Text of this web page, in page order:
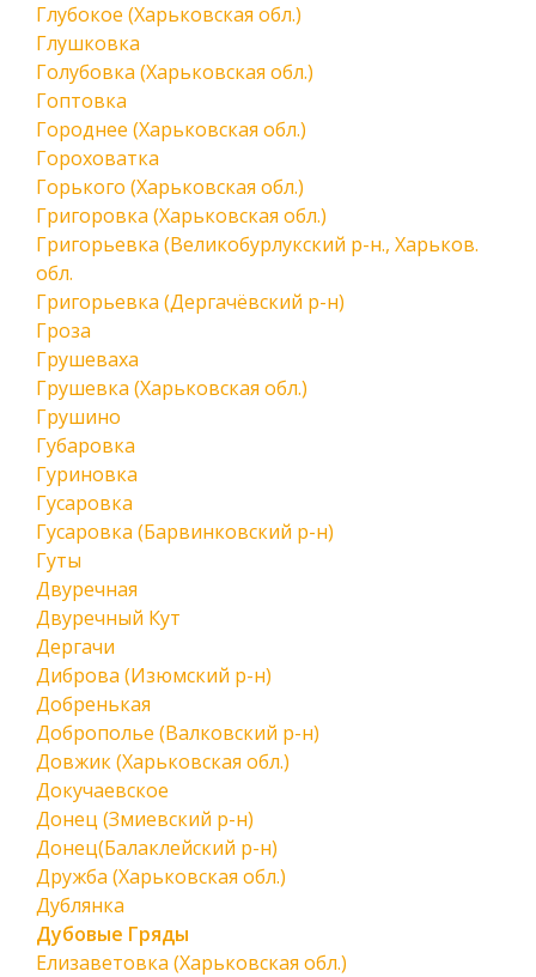
Глубокое (Харьковская обл.)
Глушковка
Голубовка (Харьковская обл.)
Гоптовка
Городнее (Харьковская обл.)
Гороховатка
Горького (Харьковская обл.)
Григоровка (Харьковская обл.)
Григорьевка (Великобурлукский р-н., Харьков.
обл.
Григорьевка (Дергачёвский р-н)
Гроза
Грушеваха
Грушевка (Харьковская обл.)
Грушино
Губаровка
Гуриновка
Гусаровка
Гусаровка (Барвинковский р-н)
Гуты
Двуречная
Двуречный Кут
Дергачи
Диброва (Изюмский р-н)
Добренькая
Доброполье (Валковский р-н)
Довжик (Харьковская обл.)
Докучаевское
Донец (Змиевский р-н)
Донец(Балаклейский р-н)
Дружба (Харьковская обл.)
Дублянка
Дубовые Гряды
Елизаветовка (Харьковская обл.)